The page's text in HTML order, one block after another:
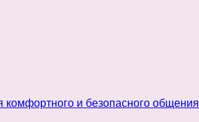
комфортного и безопасного общения